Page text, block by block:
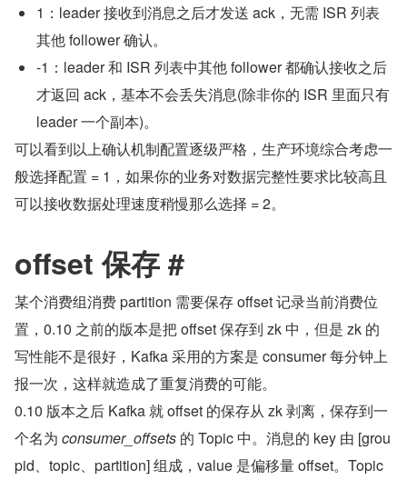
1：leader 接收到消息之后才发送 ack，无需 ISR 列表
其他 follower 确认。
-1：leader 和 ISR 列表中其他 follower 都确认接收之后
才返回 ack，基本不会丢失消息(除非你的 ISR 里面只有
leader 一个副本)。
可以看到以上确认机制配置逐级严格，生产环境综合考虑一
般选择配置 = 1，如果你的业务对数据完整性要求比较高且
可以接收数据处理速度稍慢那么选择 = 2。
offset 保存 #
某个消费组消费 partition 需要保存 offset 记录当前消费位
置，0.10 之前的版本是把 offset 保存到 zk 中，但是 zk 的
写性能不是很好，Kafka 采用的方案是 consumer 每分钟上
报一次，这样就造成了重复消费的可能。
0.10 版本之后 Kafka 就 offset 的保存从 zk 剥离，保存到一
个名为 consumer_offsets 的 Topic 中。消息的 key 由 [grou
pid、topic、partition] 组成，value 是偏移量 offset。Topic